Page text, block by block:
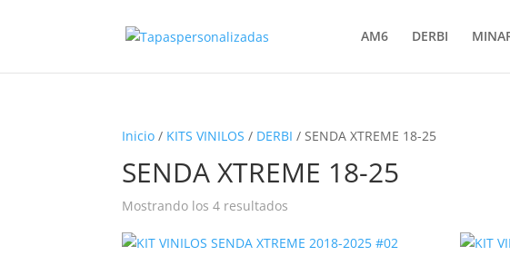
AM6 DERBI
Inicio / KITS VINILOS / DERBI / SENDA XTREME 18-25
SENDA XTREME 18-25
Mostrando los 4 resultados
popularidad